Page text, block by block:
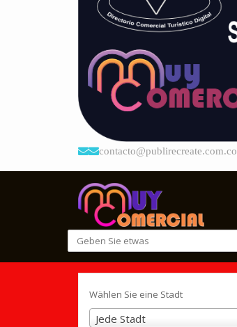
contacto@publirecreate.com.co
Wählen Sie eine Stadt
Jede Stadt